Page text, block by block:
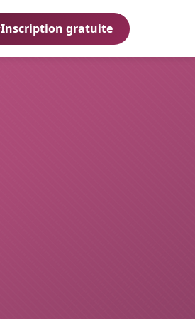
Inscription gratuite